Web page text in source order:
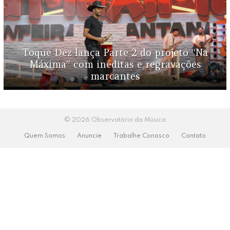
Toque Dez lança Parte 2 do projeto “Na
Máxima” com inéditas e regravações
marcantes
© 2026 Observatório da Música
Quem Somos Anuncie Trabalhe Conosco Contato